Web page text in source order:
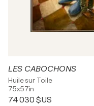
LES CABOCHONS
Huile sur Toile
75x57in
74 030 $US